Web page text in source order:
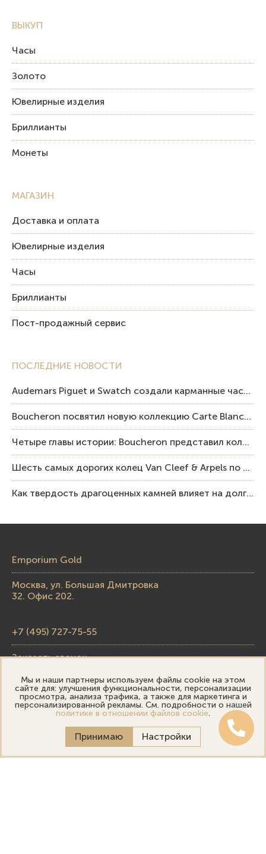
ВЫКУП
Часы
Золото
Ювелирные изделия
Бриллианты
Монеты
ПОСЛЕДНИЕ НОВОСТИ
Audemars Piguet и Swatch создали карманные часы в эстетике Royal Oak и Pop Art
Boucheron посвятил новую коллекцию Carte Blanche Human Being человеку и силе мастерства
Четыре главы истории: Boucheron представил коллекцию «Nom: Boucheron, Prénom: Frédéric»
Шесть самых дорогих колец Van Cleef & Arpels по итогам аукционов Sotheby’s
Как твердость драгоценных камней влияет на долговечность ювелирных изделий
МАГАЗИН
Доставка и оплата
Ювелирные изделия
Часы
Бриллианты
Пост-продажный сервис
Emporium Gold
Москва, ул. Большая Дмитровка
32. Офис 202.
+7 (495) 727-75-55
Заказать звонок
skupka@emporiumgold.com
sale@emporiumgold.com
Режим работы:
Пн-Пт: 10:00–20:00
Мы и наши партнеры используем файлы cookie на этом
сайте для: улучшения функциональности, персонализации
просмотра, анализа трафика, а также для маркетинга и
персонализированной рекламы. См. подробности о нашей
политике в отношении файлов cookie.
Принимаю Настройки